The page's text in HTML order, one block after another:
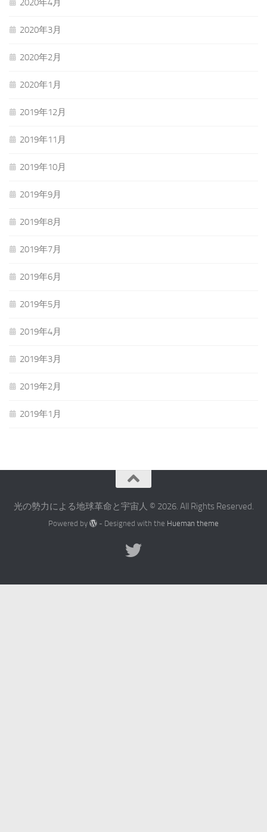
2020年4月
2020年3月
2020年2月
2020年1月
2019年12月
2019年11月
2019年10月
2019年9月
2019年8月
2019年7月
2019年6月
2019年5月
2019年4月
2019年3月
2019年2月
2019年1月
光の勢力による地球革命と宇宙人 © 2026. All Rights Reserved.
Powered by - Designed with the Hueman theme